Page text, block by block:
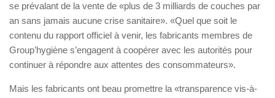
se prévalant de la vente de «plus de 3 milliards de couches par
an sans jamais aucune crise sanitaire». «Quel que soit le
contenu du rapport officiel à venir, les fabricants membres de
Group’hygiène s’engagent à coopérer avec les autorités pour
continuer à répondre aux attentes des consommateurs».
Mais les fabricants ont beau promettre la «transparence vis-à-